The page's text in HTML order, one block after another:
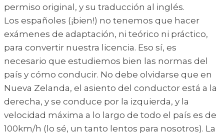
permiso original, y su traducción al inglés.
Los españoles (¡bien!) no tenemos que hacer
exámenes de adaptación, ni teórico ni práctico,
para convertir nuestra licencia. Eso sí, es
necesario que estudiemos bien las normas del
país y cómo conducir. No debe olvidarse que en
Nueva Zelanda, el asiento del conductor está a la
derecha, y se conduce por la izquierda, y la
velocidad máxima a lo largo de todo el país es de
100km/h (lo sé, un tanto lentos para nosotros). La